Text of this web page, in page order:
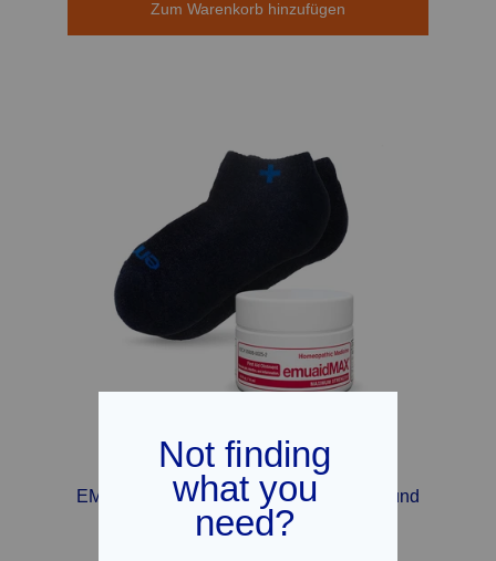
Zum Warenkorb hinzufügen
EMUAIDMAX® Erste-Hilfe-Salbe 0,5oz und
Ionic Silver Socks Bundle